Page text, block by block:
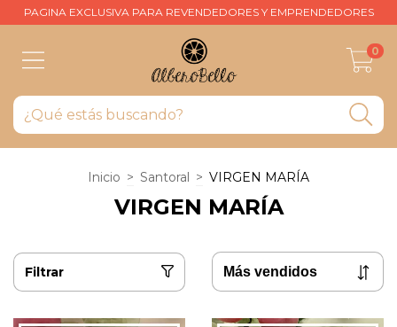
PAGINA EXCLUSIVA PARA REVENDEDORES Y EMPRENDEDORES
0
Inicio > Santoral > VIRGEN MARÍA
VIRGEN MARÍA
Filtrar